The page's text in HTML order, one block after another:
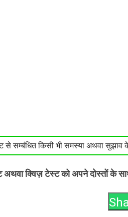
से सम्बंधित किसी भी समस्या अथवा सुझाव
अथवा क्विज़ टेस्ट को अपने दोस्तों के